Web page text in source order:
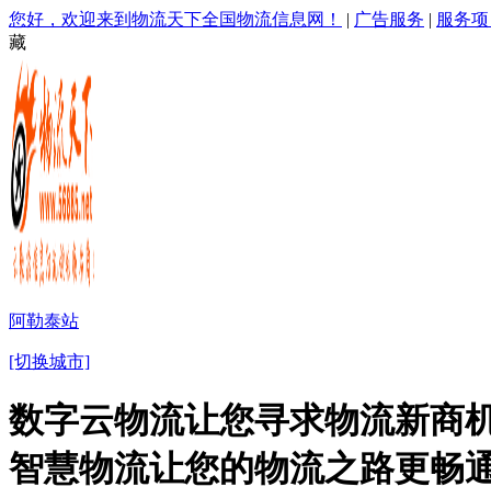
您好，欢迎来到物流天下全国物流信息网！ | 广告服务 | 服务
藏
阿勒泰站
[切换城市]
数字云物流让您寻求物流新商
智慧物流让您的物流之路更畅